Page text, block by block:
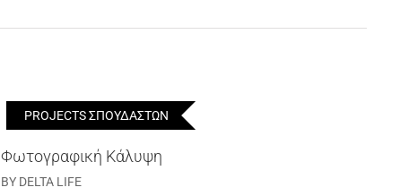
PROJECTS ΣΠΟΥΔΑΣΤΩΝ
Φωτογραφική Κάλυψη
BY DELTA LIFE